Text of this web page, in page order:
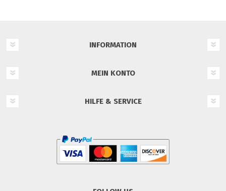
INFORMATION
MEIN KONTO
HILFE & SERVICE